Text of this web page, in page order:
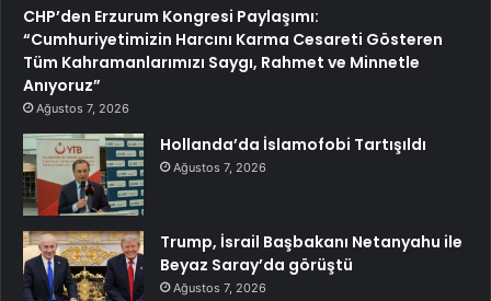
CHP’den Erzurum Kongresi Paylaşımı:
“Cumhuriyetimizin Harcını Karma Cesareti Gösteren
Tüm Kahramanlarımızı Saygı, Rahmet ve Minnetle
Anıyoruz”
Ağustos 7, 2026
Hollanda’da İslamofobi Tartışıldı
Ağustos 7, 2026
Trump, İsrail Başbakanı Netanyahu ile
Beyaz Saray’da görüştü
Ağustos 7, 2026